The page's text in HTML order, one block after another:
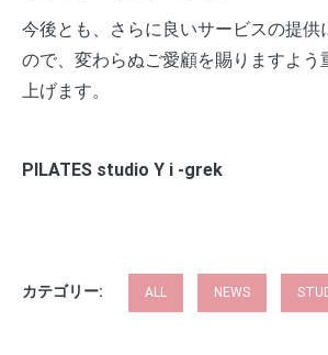
今後とも、さらに良いサービスの提供
ので、変わらぬご愛顧を賜りますよう
上げます。
PILATES studio Y i -grek
カテゴリー: ALL NEWS